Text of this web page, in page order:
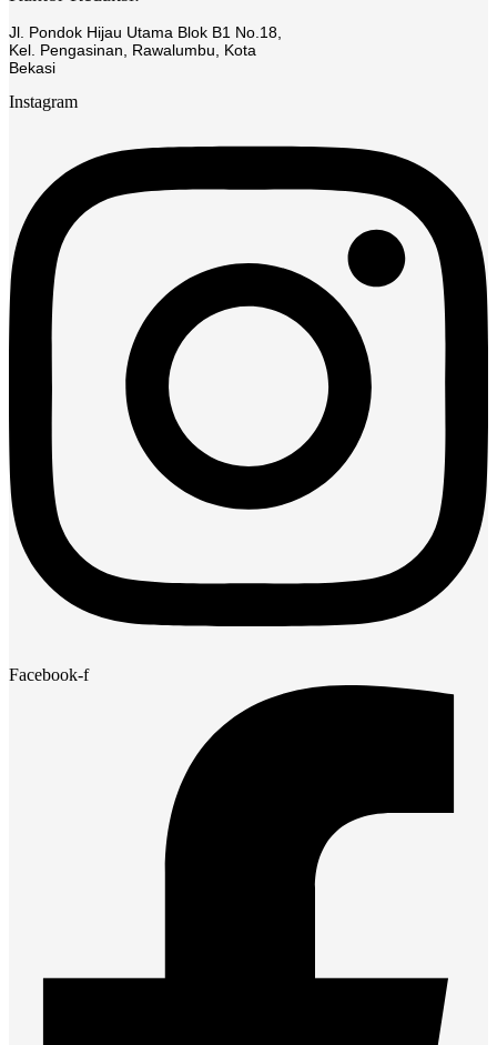
Jl. Pondok Hijau Utama Blok B1 No.18,
Kel. Pengasinan, Rawalumbu, Kota
Bekasi
Instagram
Facebook-f